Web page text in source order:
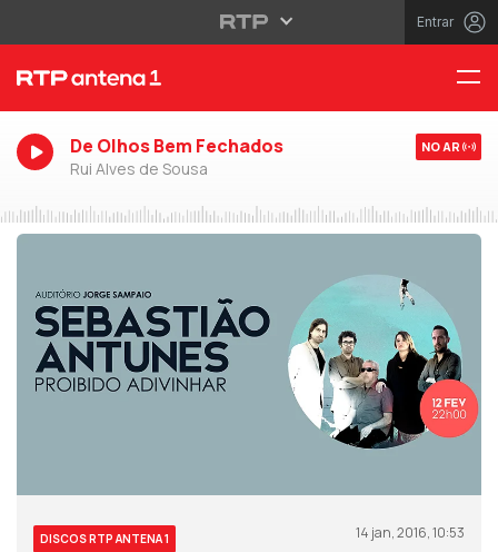
Entrar
De Olhos Bem Fechados
Rui Alves de Sousa
NO AR
DISCOS RTP ANTENA 1 14 jan, 2016, 10:53